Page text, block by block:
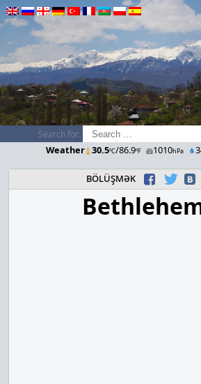
Search for:
Weather 30.5ºC/86.9ºF 1010hPa
bölüşmək